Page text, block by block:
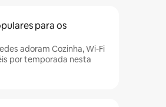
para os
adoram Cozinha, Wi-Fi
por temporada nesta